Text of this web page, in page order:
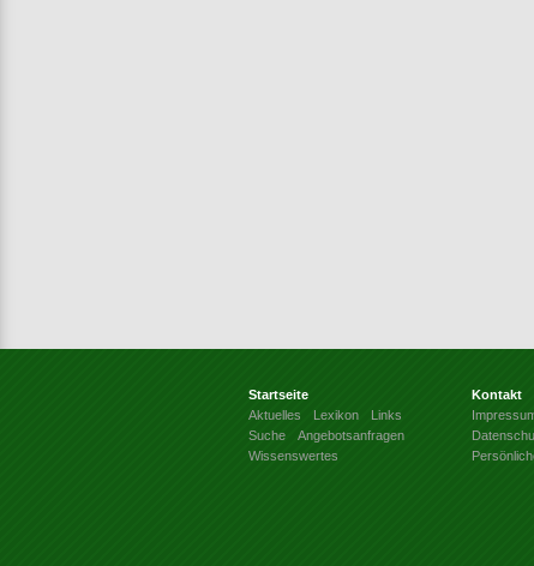
Startseite
Aktuelles
Lexikon
Links
Suche
Angebotsanfragen
Wissenswertes
Kontakt